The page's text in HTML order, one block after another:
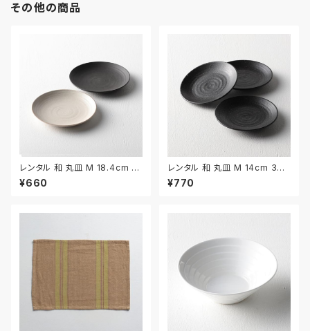
その他の商品
レンタル 和 丸皿 M 18.4cm 2
枚セット｜WMM005
¥660
レンタル 和 丸皿 M 14cm 3枚
セット｜WMM035
¥770